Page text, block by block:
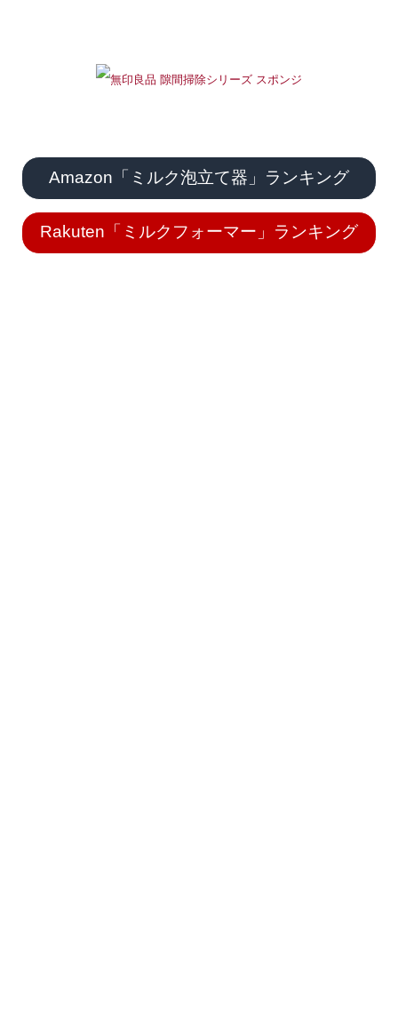
Amazon「ミルク泡立て器」ランキング
Rakuten「ミルクフォーマー」ランキング